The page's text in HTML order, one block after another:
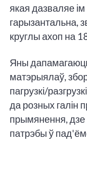
якая дазваляе
гарызантальна,
круглы ахоп на
Яны
матэрыялаў,
пагрузкі/
да розных галін
прымянення, дзе
патрэбы ў